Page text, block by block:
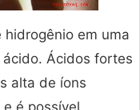
em uma
Ácidos fortes
alta de íons